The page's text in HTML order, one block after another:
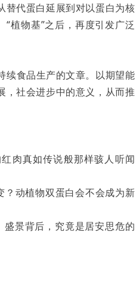
替代蛋白延展到对以蛋白为核
植物基”之后，再度引发广泛
续食品生产的文章。以期望能
，社会进步中的意义，从而推
肉真如传说般那样骇人听闻
动植物双蛋白会不会成为新
景背后，究竟是居安思危的